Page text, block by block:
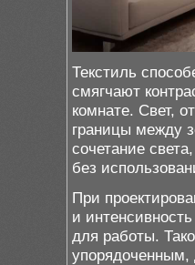
Текстиль
смягчают
комнате. Свет,
границы между
сочетание
без
При
и
для работы.
упорядоченным,